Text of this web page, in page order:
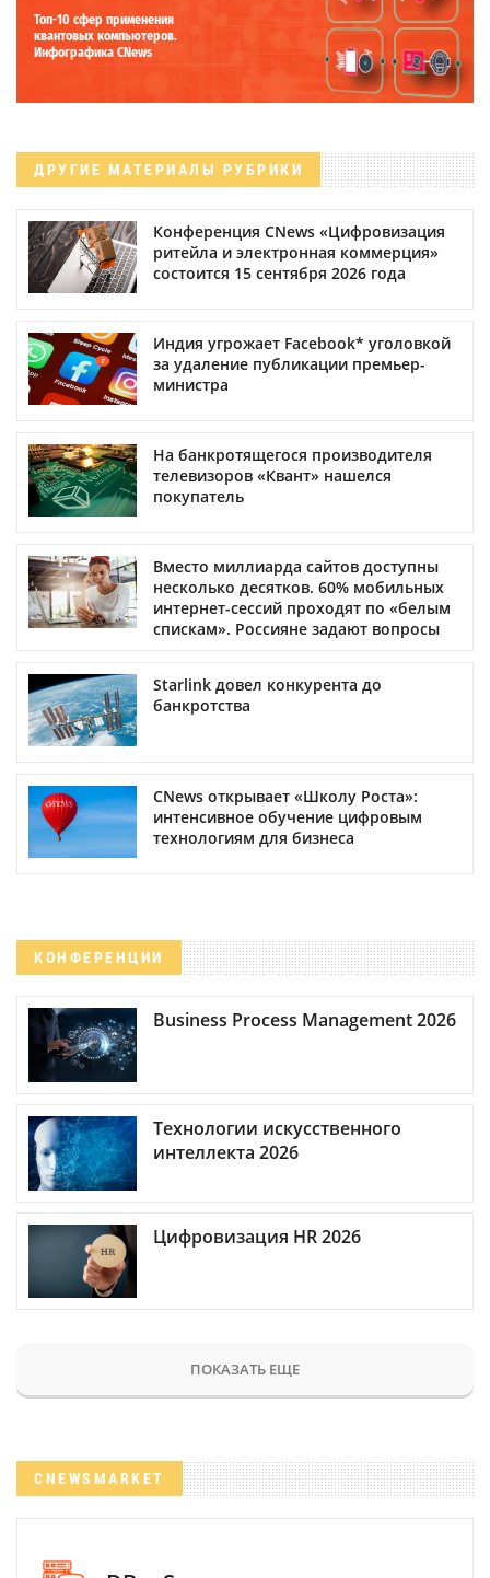
Топ-10 сфер применения
квантовых компьютеров.
Инфографика CNews
ДРУГИЕ МАТЕРИАЛЫ РУБРИКИ
Конференция CNews «Цифровизация
ритейла и электронная коммерция»
состоится 15 сентября 2026 года
Индия угрожает Facebook* уголовкой
за удаление публикации премьер-
министра
На банкротящегося производителя
телевизоров «Квант» нашелся
покупатель
Вместо миллиарда сайтов доступны
несколько десятков. 60% мобильных
интернет-сессий проходят по «белым
спискам». Россияне задают вопросы
Starlink довел конкурента до
банкротства
CNews открывает «Школу Роста»:
интенсивное обучение цифровым
технологиям для бизнеса
КОНФЕРЕНЦИИ
Business Process Management 2026
Технологии искусственного
интеллекта 2026
Цифровизация HR 2026
ПОКАЗАТЬ ЕЩЕ
CNEWSMARKET